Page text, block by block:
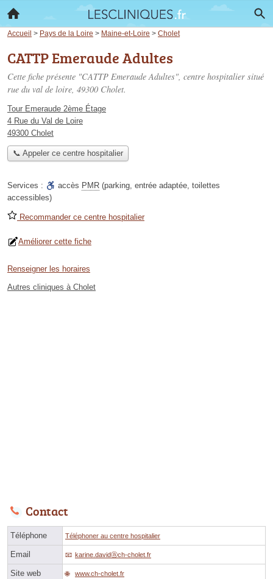
Accueil > Pays de la Loire > Maine-et-Loire > Cholet
CATTP Emeraude Adultes
Cette fiche présente "CATTP Emeraude Adultes", centre hospitalier situé
rue du val de loire, 49300 Cholet.
Tour Emeraude 2ème Étage
4 Rue du Val de Loire
49300 Cholet
📞 Appeler ce centre hospitalier
Services : accès PMR (parking, entrée adaptée, toilettes
accessibles)
Recommander ce centre hospitalier
Améliorer cette fiche
Renseigner les horaires
Autres cliniques à Cholet
Contact
Téléphone Téléphoner au centre hospitalier
Email karine.davidⓐch-cholet.fr
Site web www.ch-cholet.fr